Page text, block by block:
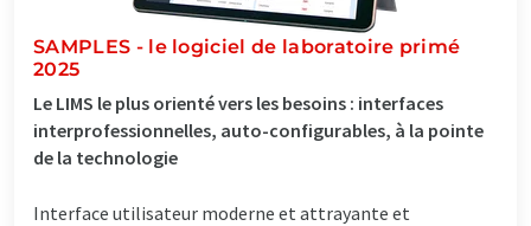
SAMPLES - le logiciel de laboratoire primé
2025
Le LIMS le plus orienté vers les besoins : interfaces
interprofessionnelles, auto-configurables, à la pointe
de la technologie
Interface utilisateur moderne et attrayante et